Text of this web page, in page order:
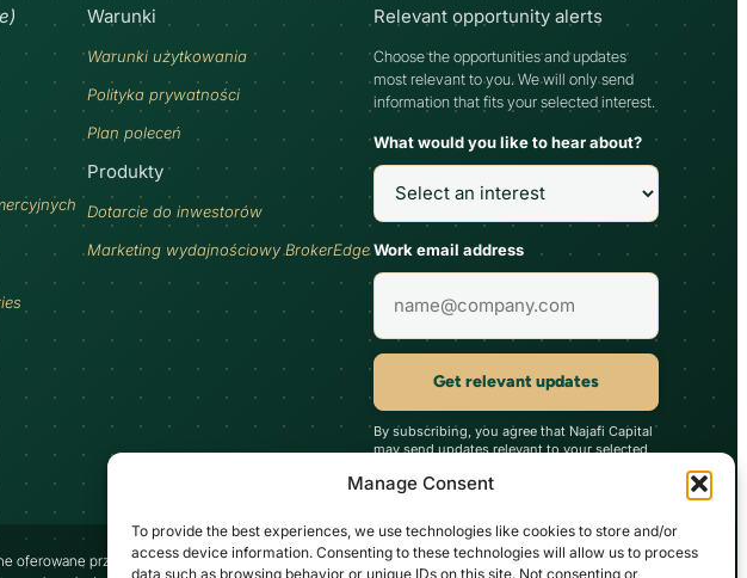
Manage Consent
To provide the best experiences, we use technologies like cookies to store and/or
access device information. Consenting to these technologies will allow us to process
data such as browsing behavior or unique IDs on this site. Not consenting or
Warunki
Warunki użytkowania
Polityka prywatności
Plan poleceń
Produkty
Dotarcie do inwestorów
Marketing wydajnościowy BrokerEdge
Relevant opportunity alerts
Choose the opportunities and updates
most relevant to you. We will only send
information that fits your selected interest.
What would you like to hear about?
Work email address
Get relevant updates
By subscribing, you agree that Najafi Capital
may send updates relevant to your selected
przez Najafi mają charakter spekulacyjny i nieodłącznie wiążą się ze znacznym ryzykiem.